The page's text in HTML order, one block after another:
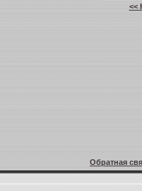
<<
Обратная